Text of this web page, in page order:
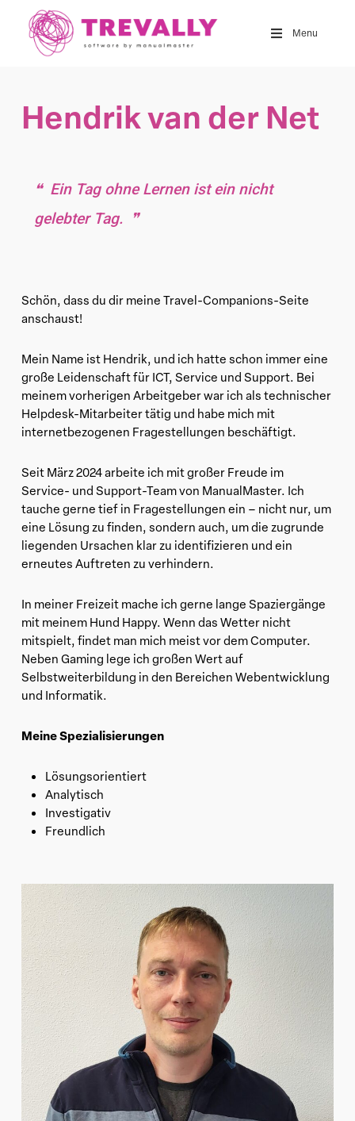
Menu
Hendrik van der Net
Ein Tag ohne Lernen ist ein nicht
gelebter Tag.
Schön, dass du dir meine Travel-Companions-Seite
anschaust!
Mein Name ist Hendrik, und ich hatte schon immer eine
große Leidenschaft für ICT, Service und Support. Bei
meinem vorherigen Arbeitgeber war ich als technischer
Helpdesk-Mitarbeiter tätig und habe mich mit
internetbezogenen Fragestellungen beschäftigt.
Seit März 2024 arbeite ich mit großer Freude im
Service- und Support-Team von ManualMaster. Ich
tauche gerne tief in Fragestellungen ein – nicht nur, um
eine Lösung zu finden, sondern auch, um die zugrunde
liegenden Ursachen klar zu identifizieren und ein
erneutes Auftreten zu verhindern.
In meiner Freizeit mache ich gerne lange Spaziergänge
mit meinem Hund Happy. Wenn das Wetter nicht
mitspielt, findet man mich meist vor dem Computer.
Neben Gaming lege ich großen Wert auf
Selbstweiterbildung in den Bereichen Webentwicklung
und Informatik.
Meine Spezialisierungen
Lösungsorientiert
Analytisch
Investigativ
Freundlich